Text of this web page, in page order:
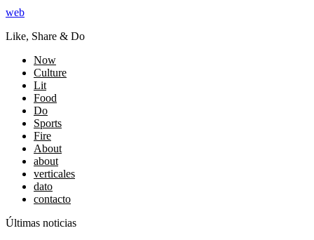
web
Like, Share & Do
Now
Culture
Lit
Food
Do
Sports
Fire
About
about
verticales
dato
contacto
Últimas noticias